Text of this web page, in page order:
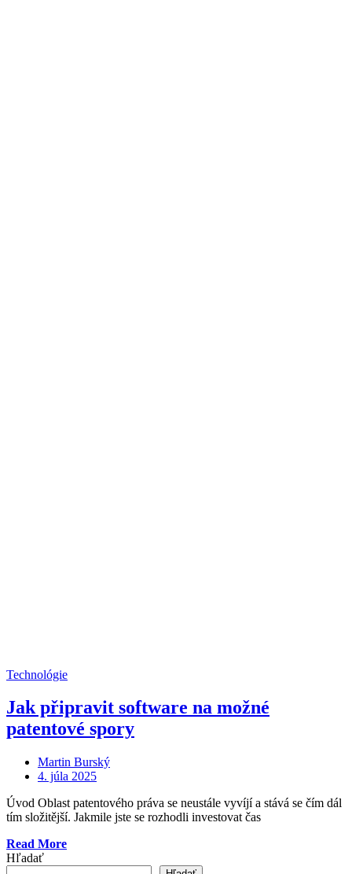
Technológie
Jak připravit software na možné
patentové spory
Martin Burský
Posted
4. júla 2025
Úvod Oblast patentového práva se neustále vyvíjí a stává se čím dál
tím složitější. Jakmile jste se rozhodli investovat čas
Read More„Jak
Hľadať